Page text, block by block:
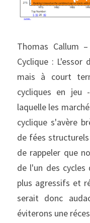
Thomas Callum
Cyclique :
mais à court
cycliques en jeu
laquelle les
cyclique s'avère
de fées
de rappeler que
de l'un des cycles
plus agressifs et
serait donc
éviterons une